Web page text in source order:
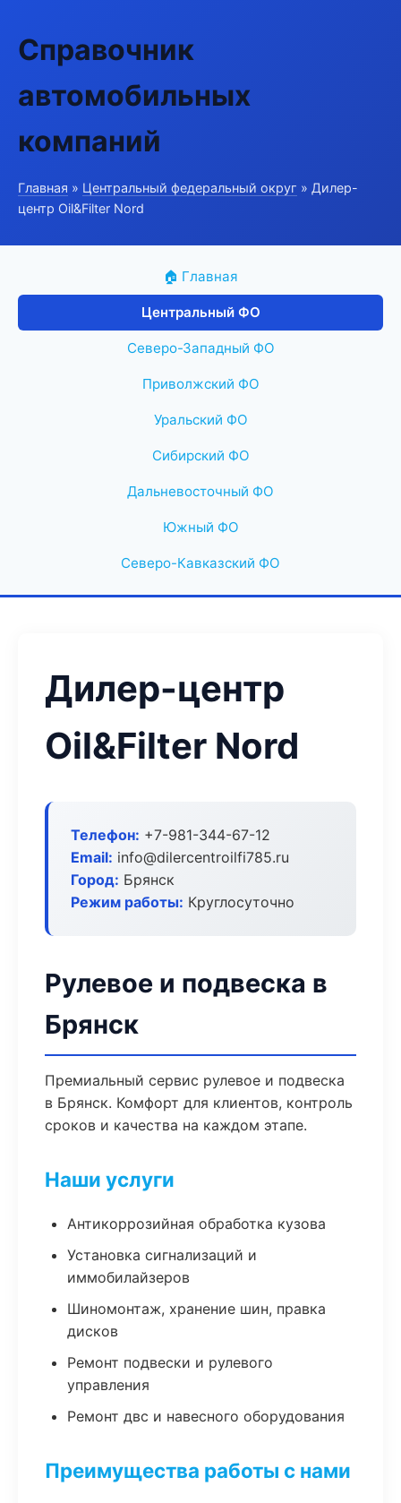
Справочник
автомобильных
компаний
Главная » Центральный федеральный округ » Дилер-
центр Oil&Filter Nord
🏠 Главная
Центральный ФО
Северо-Западный ФО
Приволжский ФО
Уральский ФО
Сибирский ФО
Дальневосточный ФО
Южный ФО
Северо-Кавказский ФО
Дилер-центр
Oil&Filter Nord
Телефон: +7-981-344-67-12
Email: info@dilercentroilfi785.ru
Город: Брянск
Режим работы: Круглосуточно
Рулевое и подвеска в
Брянск
Премиальный сервис рулевое и подвеска
в Брянск. Комфорт для клиентов, контроль
сроков и качества на каждом этапе.
Наши услуги
Антикоррозийная обработка кузова
Установка сигнализаций и
иммобилайзеров
Шиномонтаж, хранение шин, правка
дисков
Ремонт подвески и рулевого
управления
Ремонт двс и навесного оборудования
Преимущества работы с нами